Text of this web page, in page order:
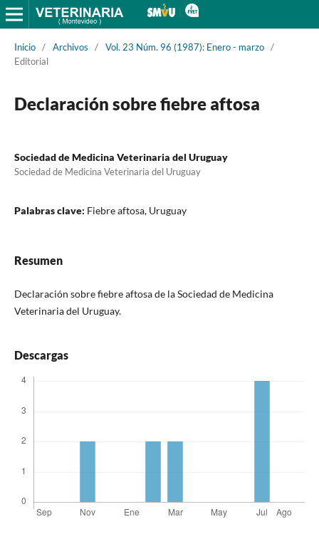
Inicio / Archivos / Vol. 23 Núm. 96 (1987): Enero - marzo /
Editorial
Declaración sobre fiebre aftosa
Sociedad de Medicina Veterinaria del Uruguay
Sociedad de Medicina Veterinaria del Uruguay
Palabras clave: Fiebre aftosa, Uruguay
Resumen
Declaración sobre fiebre aftosa de la Sociedad de Medicina
Veterinaria del Uruguay.
Descargas